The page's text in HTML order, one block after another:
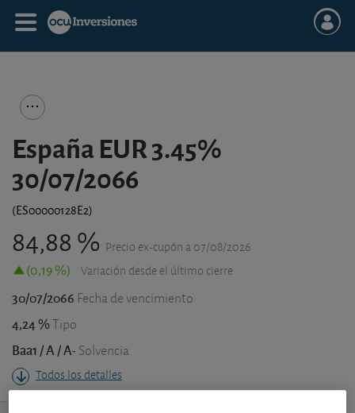
España EUR 3.45%
30/07/2066
(ES00000128E2)
84,88 % Precio ex-cupón a 07/08/2026
(0,19 %) Variación desde el último cierre
30/07/2066 Fecha de vencimiento
4,24 %Tipo
Baa1 / A / A- Solvencia
Todos los detalles